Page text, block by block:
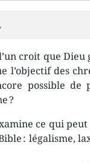
croit que Dieu
l’objectif des
possible de
?
ce qui peut
: légalisme,